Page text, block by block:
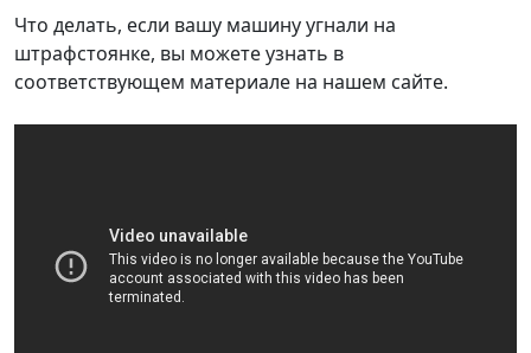
Что делать, если вашу машину угнали на
штрафстоянке, вы можете узнать в
соответствующем материале на нашем сайте.